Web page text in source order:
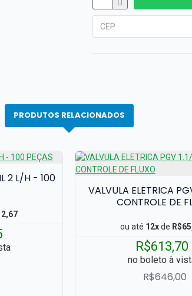
PRODUTOS RELACIONADOS
2 L/H - 100
VALVULA ELETRICA
CONTROLE DE
ou até 12xde
R$613,70
no boleto à
R$646,00